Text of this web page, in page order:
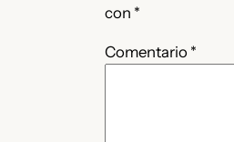
con *
Comentario *